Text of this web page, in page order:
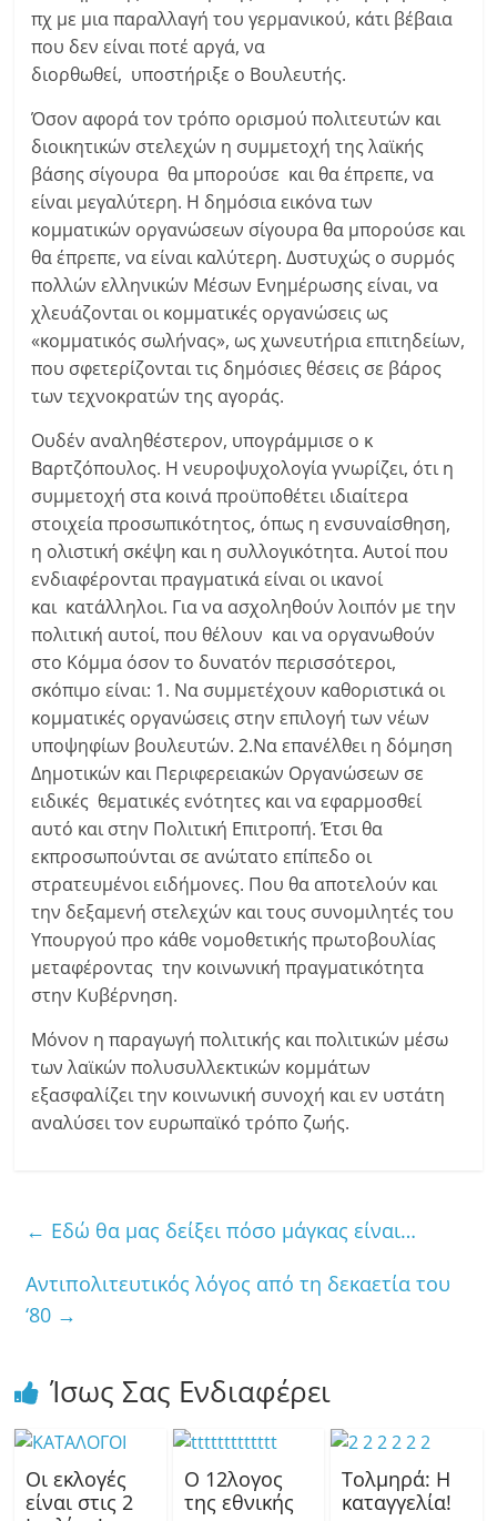
πχ με μια παραλλαγή του γερμανικού, κάτι βέβαια
που δεν είναι ποτέ αργά, να
διορθωθεί, υποστήριξε ο Βουλευτής.
Όσον αφορά τον τρόπο ορισμού πολιτευτών και
διοικητικών στελεχών η συμμετοχή της λαϊκής
βάσης σίγουρα θα μπορούσε και θα έπρεπε, να
είναι μεγαλύτερη. Η δημόσια εικόνα των
κομματικών οργανώσεων σίγουρα θα μπορούσε και
θα έπρεπε, να είναι καλύτερη. Δυστυχώς ο συρμός
πολλών ελληνικών Μέσων Ενημέρωσης είναι, να
χλευάζονται οι κομματικές οργανώσεις ως
«κομματικός σωλήνας», ως χωνευτήρια επιτηδείων,
που σφετερίζονται τις δημόσιες θέσεις σε βάρος
των τεχνοκρατών της αγοράς.
Ουδέν αναληθέστερον, υπογράμμισε ο κ
Βαρτζόπουλος. Η νευροψυχολογία γνωρίζει, ότι η
συμμετοχή στα κοινά προϋποθέτει ιδιαίτερα
στοιχεία προσωπικότητος, όπως η ενσυναίσθηση,
η ολιστική σκέψη και η συλλογικότητα. Αυτοί που
ενδιαφέρονται πραγματικά είναι οι ικανοί
και κατάλληλοι. Για να ασχοληθούν λοιπόν με την
πολιτική αυτοί, που θέλουν και να οργανωθούν
στο Κόμμα όσον το δυνατόν περισσότεροι,
σκόπιμο είναι: 1. Να συμμετέχουν καθοριστικά οι
κομματικές οργανώσεις στην επιλογή των νέων
υποψηφίων βουλευτών. 2.Να επανέλθει η δόμηση
Δημοτικών και Περιφερειακών Οργανώσεων σε
ειδικές θεματικές ενότητες και να εφαρμοσθεί
αυτό και στην Πολιτική Επιτροπή. Έτσι θα
εκπροσωπούνται σε ανώτατο επίπεδο οι
στρατευμένοι ειδήμονες. Που θα αποτελούν και
την δεξαμενή στελεχών και τους συνομιλητές του
Υπουργού προ κάθε νομοθετικής πρωτοβουλίας
μεταφέροντας την κοινωνική πραγματικότητα
στην Κυβέρνηση.
Μόνον η παραγωγή πολιτικής και πολιτικών μέσω
των λαϊκών πολυσυλλεκτικών κομμάτων
εξασφαλίζει την κοινωνική συνοχή και εν υστάτη
αναλύσει τον ευρωπαϊκό τρόπο ζωής.
← Εδώ θα μας δείξει πόσο μάγκας είναι…
Αντιπολιτευτικός λόγος από τη δεκαετία του
‘80 →
Ίσως Σας Ενδιαφέρει
Οι εκλογές
είναι στις 2
Ο 12λογος
της εθνικής
Τολμηρά: Η
καταγγελία!